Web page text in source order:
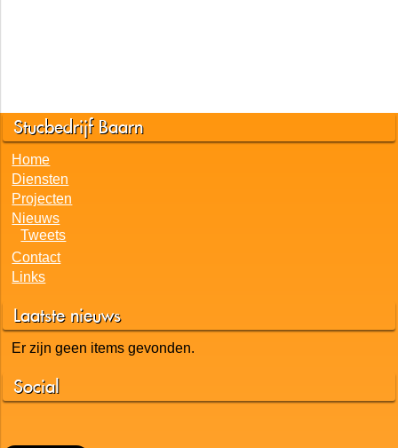
Stucbedrijf Baarn
Home
Diensten
Projecten
Nieuws
Tweets
Contact
Links
Laatste nieuws
Er zijn geen items gevonden.
Social